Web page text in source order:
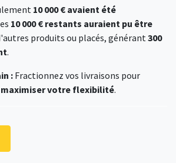
10 000 € avaient été
10 000 € restants auraient pu être
produits ou placés, générant300
.
:Fractionnez vos livraisons pour
maximiser votre flexibilité.